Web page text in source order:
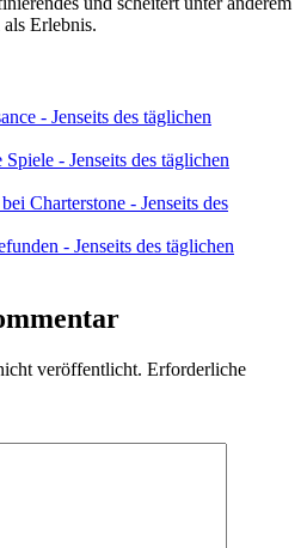
Erlebnis.
- Jenseits des täglichen
- Jenseits des täglichen
Charterstone - Jenseits des
- Jenseits des täglichen
veröffentlicht. Erforderliche